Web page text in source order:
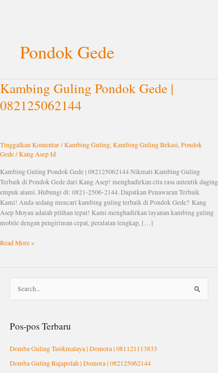
Pondok Gede
Kambing Guling Pondok Gede |
082125062144
Tinggalkan Komentar/Kambing Guling, Kambing Guling Bekasi, Pondok
Gede/Kang Asep Id
Kambing Guling Pondok Gede | 082125062144 Nikmati Kambing Guling
Terbaik di Pondok Gede dari Kang Asep! menghadirkan cita rasa autentik daging
empuk alami. Hubungi di: 0821-2506-2144. Dapatkan Penawaran Terbaik
Kami! Anda sedang mencari kambing guling terbaik di Pondok Gede? Kang
Asep Moyan adalah pilihan tepat! Kami menghadirkan layanan kambing guling
mobile dengan pengiriman cepat, peralatan lengkap, […]
Kambing
Guling
Pondok
Read More »
iPos-pos Terbaru
Domba Guling Tasikmalaya | Domora | 081121113833
Domba Guling Rajapolah | Domora | 082125062144